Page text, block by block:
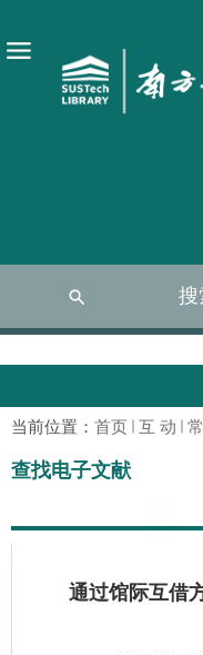
搜
当前位置： 首页 互 动
查找电子文献
通过馆际互借